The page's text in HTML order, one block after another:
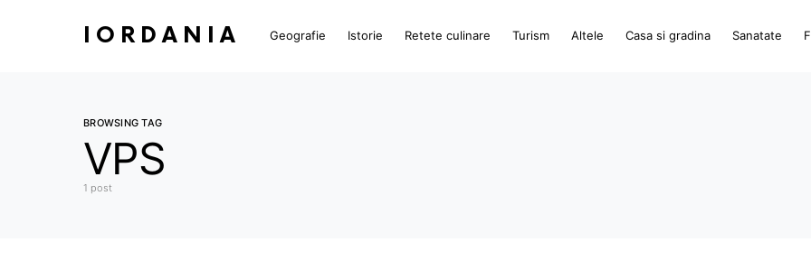
IORDANIA Geografie Istorie Retete culinare Turism Altele Casa si gradina Sanatate
BROWSING TAG
VPS
1 post